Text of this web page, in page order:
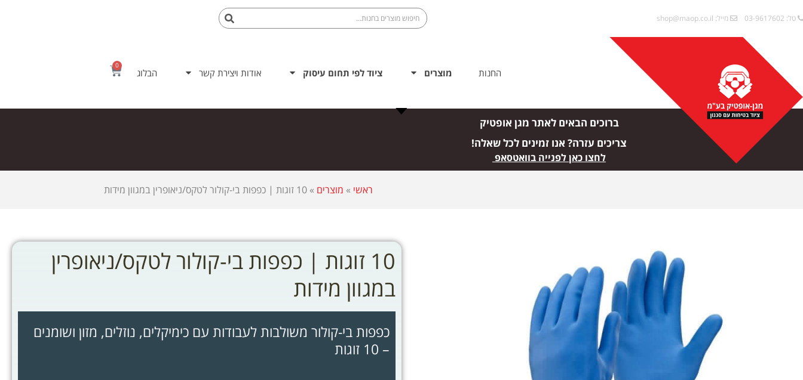
טל: 03-9617602 מייל: shop@maop.co.il
החנות מוצרים ציוד לפי תחום עיסוק אודות ויצירת קשר הבלוג
0
ברוכים הבאים לאתר מגן אופטיק
צריכים עזרה? אנו זמינים לכל שאלה!
לחצו כאן לפנייה בוואטסאפ
ראשי » מוצרים » 10 זוגות | כפפות בי-קולור לטקס/ניאופרין במגוון מידות
10 זוגות | כפפות בי-קולור לטקס/ניאופרין
במגוון מידות
כפפות בי-קולור משולבות לעבודות עם כימיקלים, נוזלים, מזון ושומנים
– 10 זוגות